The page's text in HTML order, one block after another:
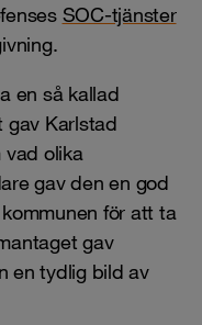
SOC-tjänster
en så kallad
gav Karlstad
olika
gav den en god
för att ta
gav
en tydlig bild av